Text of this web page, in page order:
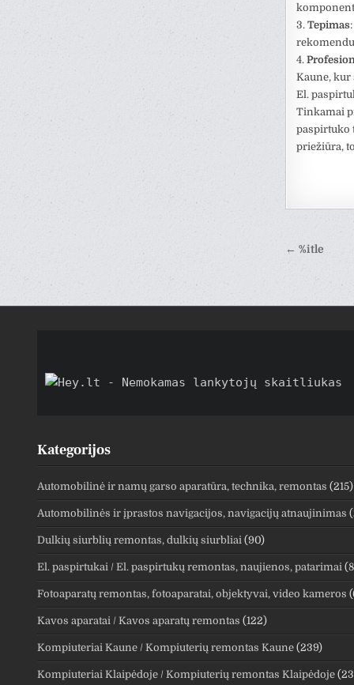
3. Tepimas
4.
Kaune, kur
El.
Tinkamai
paspirtuko
priežiūra,
← %itle
Kategorijos
Automobilinė ir namų garso aparatūra, technika, remontas (215)
Automobilinės ir įprastos navigacijos, navigacijų atnaujinimas
Dulkių siurblių remontas, dulkių siurbliai (90)
El. paspirtukai / El. paspirtukų remontas, naujienos, patarimai
Fotoaparatų remontas, fotoaparatai, objektyvai, video kameros
Kavos aparatai / Kavos aparatų remontas (122)
Kompiuteriai Kaune / Kompiuterių remontas Kaune (239)
Kompiuteriai Klaipėdoje / Kompiuterių remontas Klaipėdoje